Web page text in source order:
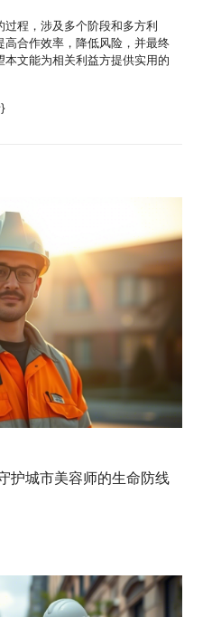
程，涉及多个阶段和多方利
合作效率，降低风险，并最终
文能为相关利益方提供实用的
护城市美容师的生命防线